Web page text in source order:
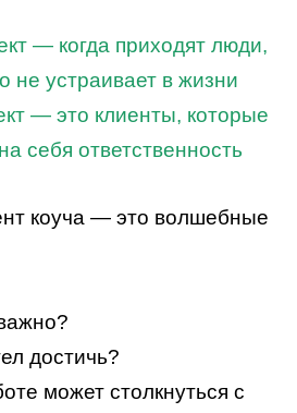
— когда приходят люди,
не устраивает в жизни
— это клиенты, которые
себя ответственность
коуча — это волшебные
достичь?
может столкнуться с